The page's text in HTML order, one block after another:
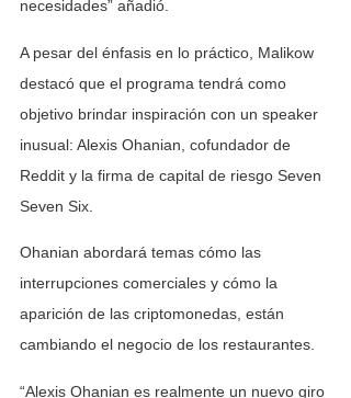
necesidades” añadió.
A pesar del énfasis en lo práctico, Malikow
destacó que el programa tendrá como
objetivo brindar inspiración con un speaker
inusual: Alexis Ohanian, cofundador de
Reddit y la firma de capital de riesgo Seven
Seven Six.
Ohanian abordará temas cómo las
interrupciones comerciales y cómo la
aparición de las criptomonedas, están
cambiando el negocio de los restaurantes.
“Alexis Ohanian es realmente un nuevo giro